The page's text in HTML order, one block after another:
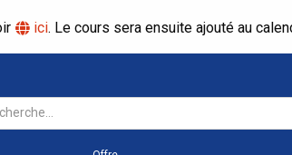
ici. Le cours sera ensuite ajouté au